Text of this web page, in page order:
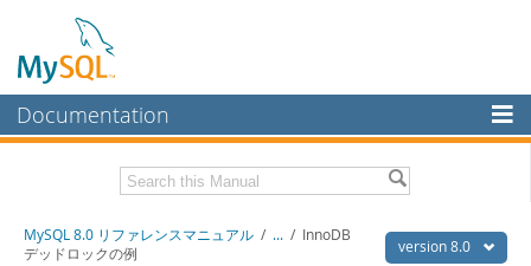
Documentation
MySQL Enterprise
Workbench
Download this Manual version 8.0
MySQL 8.0 リファレンスマニュアル / ... / InnoDB
デッドロックの例